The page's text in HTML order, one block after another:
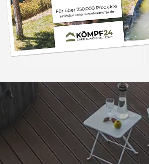
Trusted Shops
4,81/ 5